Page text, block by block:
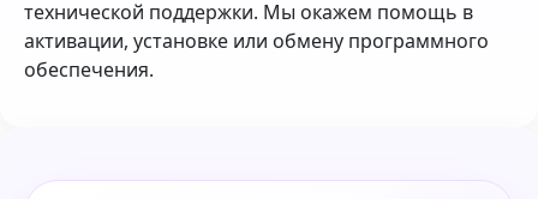
технической поддержки. Мы окажем помощь в
активации, установке или обмену программного
обеспечения.